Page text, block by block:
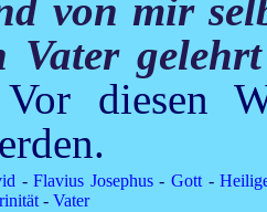
von mir
Vater
diesen
-Flavius Josephus-Gott -
- Vater